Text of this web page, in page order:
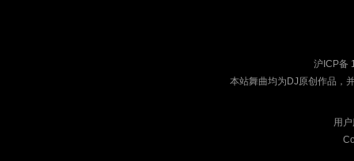
沪ICP备
本站舞曲均为DJ原创作品，
用